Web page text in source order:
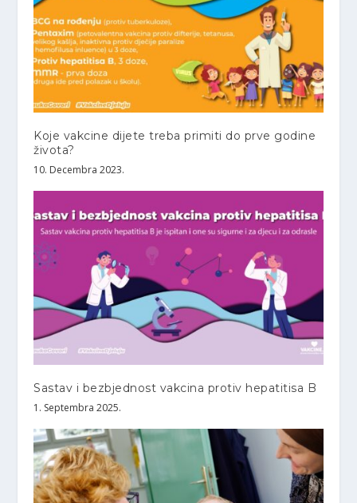
Koje vakcine dijete treba primiti do prve godine
života?
10. Decembra 2023.
Sastav i bezbjednost vakcina protiv hepatitisa B
1. Septembra 2025.